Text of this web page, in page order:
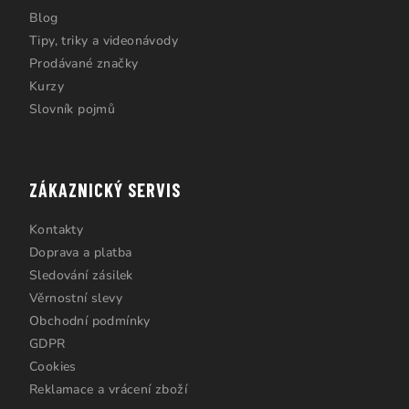
Blog
Tipy, triky a videonávody
Prodávané značky
Kurzy
Slovník pojmů
ZÁKAZNICKÝ SERVIS
Kontakty
Doprava a platba
Sledování zásilek
Věrnostní slevy
Obchodní podmínky
GDPR
Cookies
Reklamace a vrácení zboží